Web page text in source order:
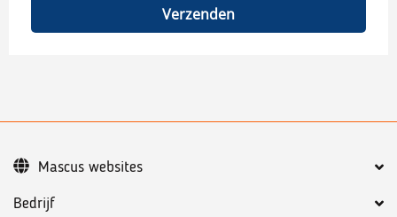
Verzenden
Bedrijf
Mascus websites